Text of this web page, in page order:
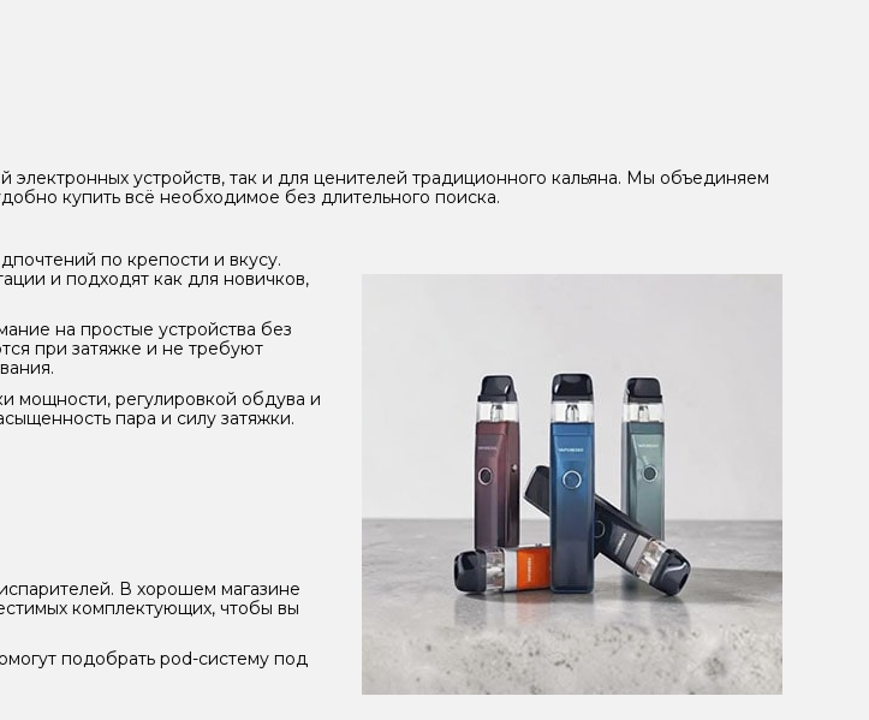
устройств, так и для ценителей традиционного кальяна. Мы объединяем
купить всё необходимое без длительного поиска.
по крепости и вкусу.
и подходят как для новичков,
на простые устройства без
при затяжке и не требуют
мощности, регулировкой обдува и
пара и силу затяжки.
В хорошем магазине
комплектующих, чтобы вы
подобрать pod-систему под